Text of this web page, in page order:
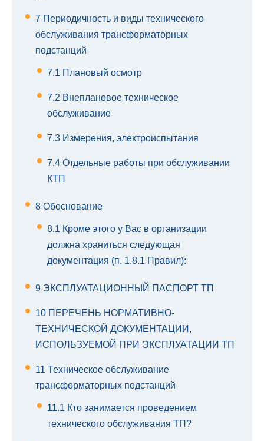
7 Периодичность и виды технического
обслуживания трансформаторных
подстанций
7.1 Плановый осмотр
7.2 Внеплановое техническое
обслуживание
7.3 Измерения, электроиспытания
7.4 Отдельные работы при обслуживании
КТП
8 Обоснование
8.1 Кроме этого у Вас в организации
должна храниться следующая
документация (п. 1.8.1 Правил):
9 ЭКСПЛУАТАЦИОННЫЙ ПАСПОРТ ТП
10 ПЕРЕЧЕНЬ НОРМАТИВНО-
ТЕХНИЧЕСКОЙ ДОКУМЕНТАЦИИ,
ИСПОЛЬЗУЕМОЙ ПРИ ЭКСПЛУАТАЦИИ ТП
11 Техническое обслуживание
трансформаторных подстанций
11.1 Кто занимается проведением
технического обслуживания ТП?